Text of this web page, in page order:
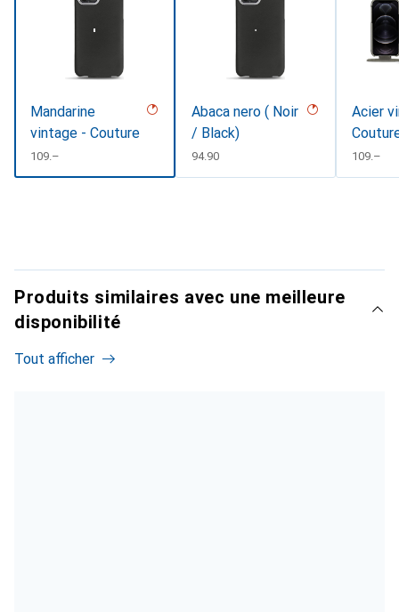
Mandarine
vintage - Couture
CHF
109.–
Abaca nero ( Noir
/ Black)
CHF
94.90
Acier
CHF
109.–
Produits similaires avec une meilleure
disponibilité
Tout afficher